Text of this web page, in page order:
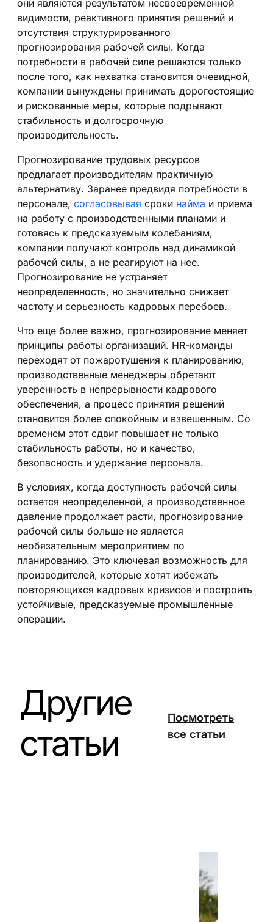
они являются результатом несвоевременной
видимости, реактивного принятия решений и
отсутствия структурированного
прогнозирования рабочей силы. Когда
потребности в рабочей силе решаются только
после того, как нехватка становится очевидной,
компании вынуждены принимать дорогостоящие
и рискованные меры, которые подрывают
стабильность и долгосрочную
производительность.
Прогнозирование трудовых ресурсов
предлагает производителям практичную
альтернативу. Заранее предвидя потребности в
персонале, согласовывая сроки найма и приема
на работу с производственными планами и
готовясь к предсказуемым колебаниям,
компании получают контроль над динамикой
рабочей силы, а не реагируют на нее.
Прогнозирование не устраняет
неопределенность, но значительно снижает
частоту и серьезность кадровых перебоев.
Что еще более важно, прогнозирование меняет
принципы работы организаций. HR-команды
переходят от пожаротушения к планированию,
производственные менеджеры обретают
уверенность в непрерывности кадрового
обеспечения, а процесс принятия решений
становится более спокойным и взвешенным. Со
временем этот сдвиг повышает не только
стабильность работы, но и качество,
безопасность и удержание персонала.
В условиях, когда доступность рабочей силы
остается неопределенной, а производственное
давление продолжает расти, прогнозирование
рабочей силы больше не является
необязательным мероприятием по
планированию. Это ключевая возможность для
производителей, которые хотят избежать
повторяющихся кадровых кризисов и построить
устойчивые, предсказуемые промышленные
операции.
Другие
статьи
Посмотреть
все статьи